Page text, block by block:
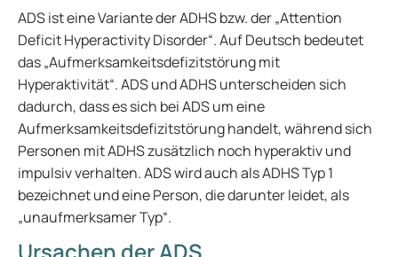
ADS ist eine Variante der ADHS bzw. der „Attention
Deficit Hyperactivity Disorder“. Auf Deutsch bedeutet
das „Aufmerksamkeitsdefizitstörung mit
Hyperaktivität“. ADS und ADHS unterscheiden sich
dadurch, dass es sich bei ADS um eine
Aufmerksamkeitsdefizitstörung handelt, während sich
Personen mit ADHS zusätzlich noch hyperaktiv und
impulsiv verhalten. ADS wird auch als ADHS Typ 1
bezeichnet und eine Person, die darunter leidet, als
„unaufmerksamer Typ“.